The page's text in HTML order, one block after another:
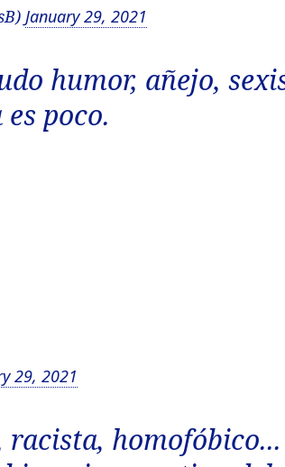
January 29, 2021
humor, añejo,
poco.
29, 2021
homofóbico...